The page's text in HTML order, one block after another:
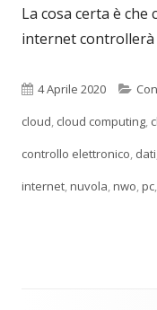
La cosa certa è
internet controllerà
Pubblicato
4 Aprile 2020
cloud, cloud computing,
controllo elettronico, dati
internet,nuvola,nwo,pc,